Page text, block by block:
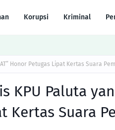
Korupsi Kriminal
Honor Petugas Lipat Kertas Suara
KPU Paluta
Kertas Suara